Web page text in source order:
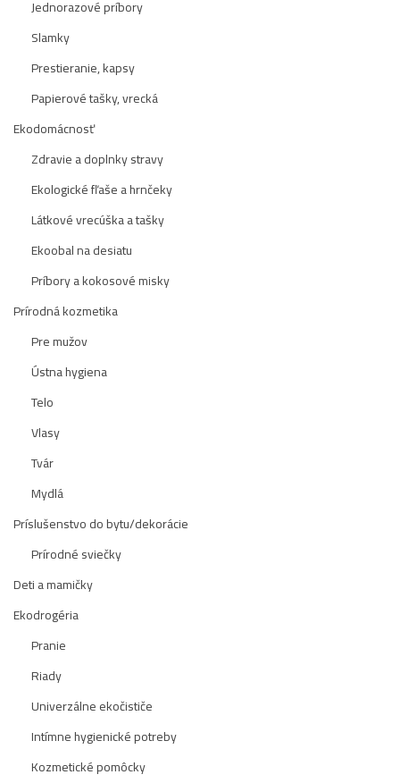
Jednorazové príbory
Slamky
Prestieranie, kapsy
Papierové tašky, vrecká
Ekodomácnosť
Zdravie a doplnky stravy
Ekologické fľaše a hrnčeky
Látkové vrecúška a tašky
Ekoobal na desiatu
Príbory a kokosové misky
Prírodná kozmetika
Pre mužov
Ústna hygiena
Telo
Vlasy
Tvár
Mydlá
Príslušenstvo do bytu/dekorácie
Prírodné sviečky
Deti a mamičky
Ekodrogéria
Pranie
Riady
Univerzálne ekočističe
Intímne hygienické potreby
Kozmetické pomôcky